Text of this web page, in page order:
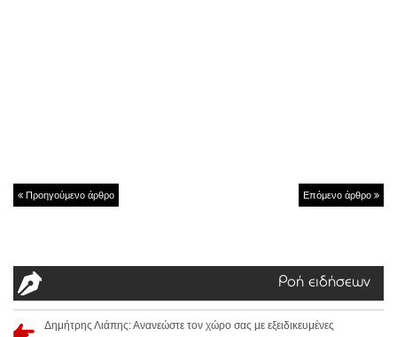
Προηγούμενο άρθρο Επόμενο άρθρο
Ροή ειδήσεων
Δημήτρης Λιάπης: Ανανεώστε τον χώρο σας με εξειδικευμένες